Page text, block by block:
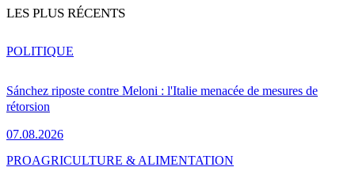
LES PLUS RÉCENTS
Sánchez riposte contre Meloni : l'Italie menacée de mesures de
rétorsion
07.08.2026
POLITIQUE
PROAGRICULTURE & ALIMENTATION